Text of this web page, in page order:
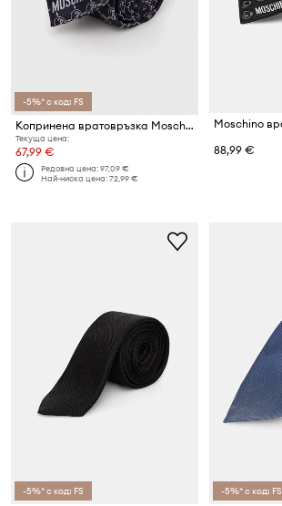
-5%* с код: FS
Копринена вратовръзка Moschino
Текуща цена:
67,99 €
Редовна цена:97,09 €
Най-ниска цена:72,99 €
88,99 €
-5%* с код: FS -5%* с код: FS